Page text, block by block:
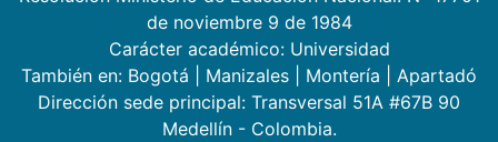
de noviembre 9 de 1984
Carácter académico: Universidad
También en: Bogotá Manizales Montería
Apartadó
Dirección sede principal: Transversal 51A #67B 90
Medellín - Colombia.